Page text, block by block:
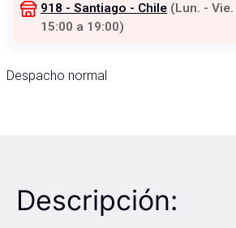
918 - Santiago - Chile (Lun. -
15:00 a 19:00)
Despacho normal
Descripción: